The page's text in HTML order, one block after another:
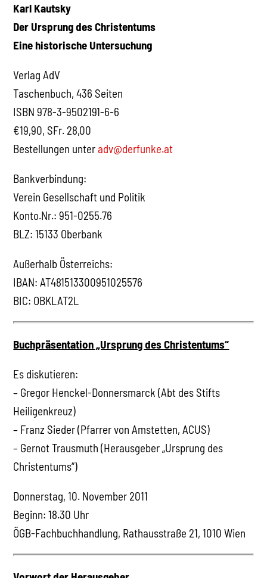
Karl Kautsky
Der Ursprung des Christentums
Eine historische Untersuchung
Verlag AdV
Taschenbuch, 436 Seiten
ISBN 978-3-9502191-6-6
€19,90, SFr. 28,00
Bestellungen unteradv@derfunke.at
Bankverbindung:
Verein Gesellschaft und Politik
Konto.Nr.: 951-0255.76
BLZ: 15133 Oberbank
Außerhalb Österreichs:
IBAN: AT481513300951025576
BIC: OBKLAT2L
Buchpräsentation „Ursprung des Christentums“
Es diskutieren:
– Gregor Henckel-Donnersmarck (Abt des Stifts
Heiligenkreuz)
– Franz Sieder (Pfarrer von Amstetten, ACUS)
– Gernot Trausmuth (Herausgeber „Ursprung des
Christentums“)
Donnerstag, 10. November 2011
Beginn: 18.30 Uhr
ÖGB-Fachbuchhandlung, Rathausstraße 21, 1010 Wien